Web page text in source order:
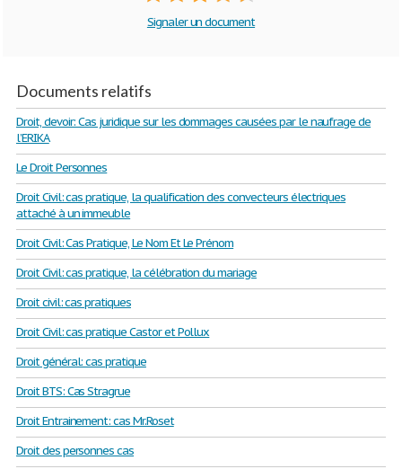
Signaler un document
Documents relatifs
Droit, devoir: Cas juridique sur les dommages causées par le naufrage de
l’ERIKA
Le Droit Personnes
Droit Civil: cas pratique, la qualification des convecteurs électriques
attaché à un immeuble
Droit Civil: Cas Pratique, Le Nom Et Le Prénom
Droit Civil: cas pratique, la célébration du mariage
Droit civil: cas pratiques
Droit Civil: cas pratique Castor et Pollux
Droit général: cas pratique
Droit BTS: Cas Stragrue
Droit Entrainement: cas Mr.Roset
Droit des personnes cas